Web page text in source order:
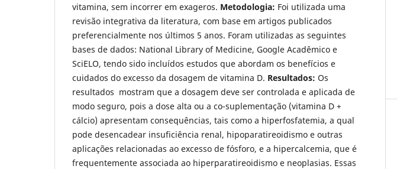
vitamina, sem incorrer em exageros. Metodologia: Foi utilizada uma
revisão integrativa da literatura, com base em artigos publicados
preferencialmente nos últimos 5 anos. Foram utilizadas as seguintes
bases de dados: National Library of Medicine, Google Acadêmico e
SciELO, tendo sido incluídos estudos que abordam os benefícios e
cuidados do excesso da dosagem de vitamina D. Resultados: Os
resultados mostram que a dosagem deve ser controlada e aplicada de
modo seguro, pois a dose alta ou a co-suplementação (vitamina D +
cálcio) apresentam consequências, tais como a hiperfosfatemia, a qual
pode desencadear insuficiência renal, hipoparatireoidismo e outras
aplicações relacionadas ao excesso de fósforo, e a hipercalcemia, que é
frequentemente associada ao hiperparatireoidismo e neoplasias. Essas